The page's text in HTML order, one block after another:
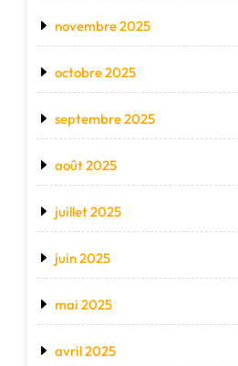
novembre 2025
octobre 2025
septembre 2025
août 2025
juillet 2025
juin 2025
mai 2025
avril 2025